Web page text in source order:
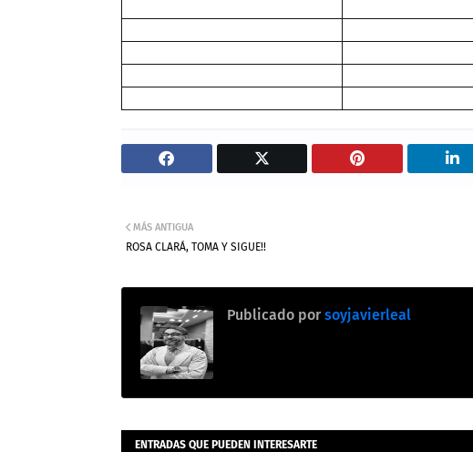
MÁS ANTIGUA
ROSA CLARÁ, TOMA Y SIGUE!!
Publicado por soyjavierleal
ENTRADAS QUE PUEDEN INTERESARTE